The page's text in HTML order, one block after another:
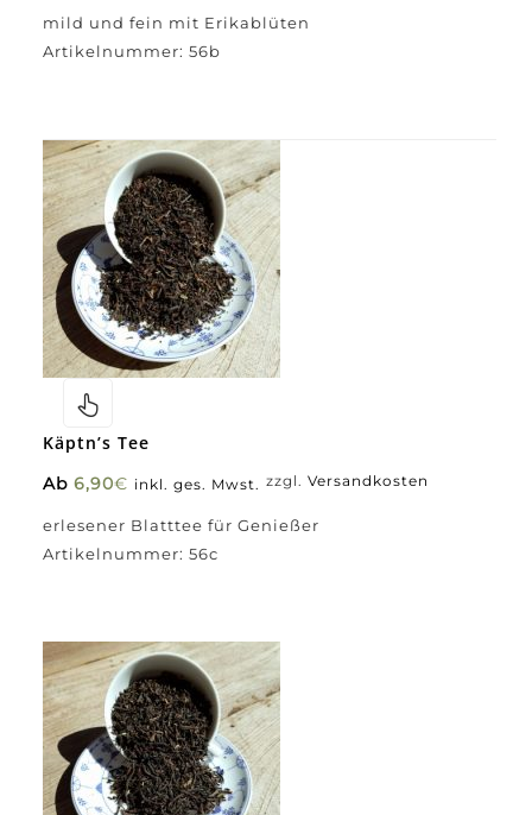
mild und fein mit Erikablüten
Artikelnummer: 56b
Käptn’s Tee
Ab 6,90€ inkl. ges. Mwst.
erlesener Blatttee für Genießer
zzgl. Versandkosten
Artikelnummer: 56c